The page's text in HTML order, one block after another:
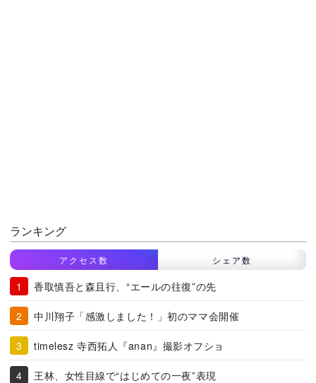
ランキング
アクセス数 シェア数
香取慎吾と森且行、“エールの往復”の先
中川翔子「感激しました！」初のママ会開催
timelesz 寺西拓人『anan』撮影オフショ
王林、女性目線で“はじめての一夜”表現